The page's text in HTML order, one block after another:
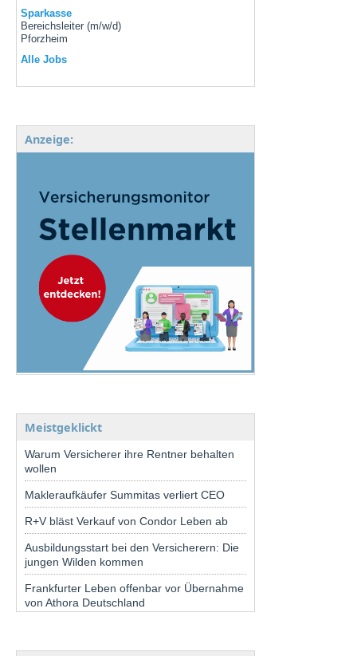
Sparkasse
Bereichsleiter (m/w/d)
Pforzheim
Alle Jobs
Anzeige:
Meistgeklickt
Warum Versicherer ihre Rentner behalten
wollen
Makleraufkäufer Summitas verliert CEO
R+V bläst Verkauf von Condor Leben ab
Ausbildungsstart bei den Versicherern: Die
jungen Wilden kommen
Frankfurter Leben offenbar vor Übernahme
von Athora Deutschland